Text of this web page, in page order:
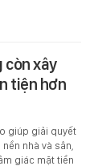
còn xây
tiện hơn
giúp giải quyết
nhà và sân,
giác mặt tiền